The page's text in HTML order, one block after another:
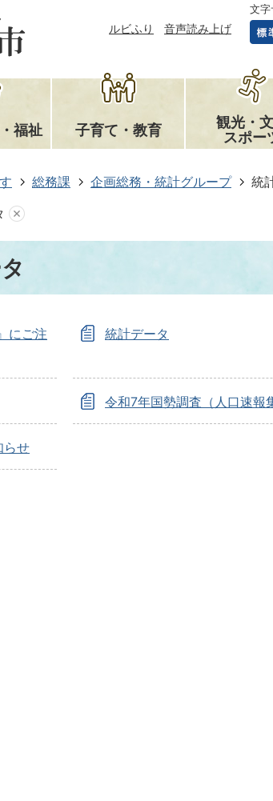
ルビふり 音声読み上げ
文字
福祉 子育て・教育
観光・
スポー
総務課 企画総務・統計グループ 統
にご注
統計データ
令和7年国勢調査（人口速報
らせ